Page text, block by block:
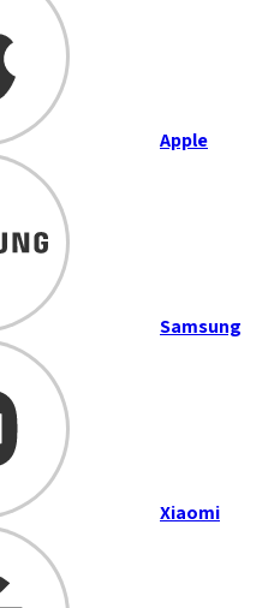
Apple
Samsung
Xiaomi